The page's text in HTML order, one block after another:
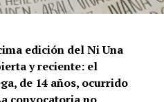
edición del Ni Una
y reciente: el
de 14 años, ocurrido